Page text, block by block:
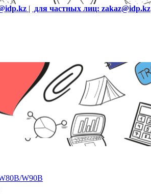
| для частных лиц: zakaz@idp.kz
W90B